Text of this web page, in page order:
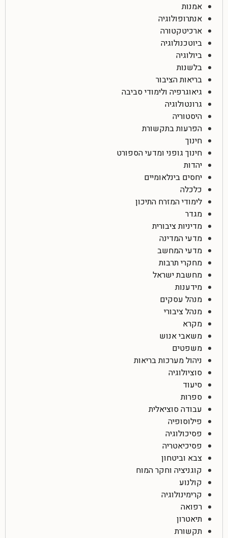
אמנות
אנתרופולוגיה
ארכיטקטורה
ביוטכנולוגיה
ביולוגיה
בלשנות
בריאות הציבור
גיאוגרפיה ולימודי סביבה
גרונטולוגיה
היסטוריה
הפרעות בתקשורת
חינוך
חינוך גופני ומדעי הספורט
יהדות
יחסים בינלאומיים
כלכלה
לימודי המזרח התיכון
מגדר
מדיניות ציבורית
מדעי המדינה
מדעי המחשב
מחקרי תרבות
מחשבת ישראל
מידענות
מנהל עסקים
מנהל ציבורי
מקרא
משאבי אנוש
משפטים
ניהול מערכות בריאות
סוציולוגיה
סיעוד
ספרות
עבודה סוציאלית
פילוסופיה
פסיכולוגיה
פסיכיאטריה
צבא וביטחון
קוגניציה וחקר המוח
קולנוע
קרימינולוגיה
רפואה
תיאטרון
תקשורת